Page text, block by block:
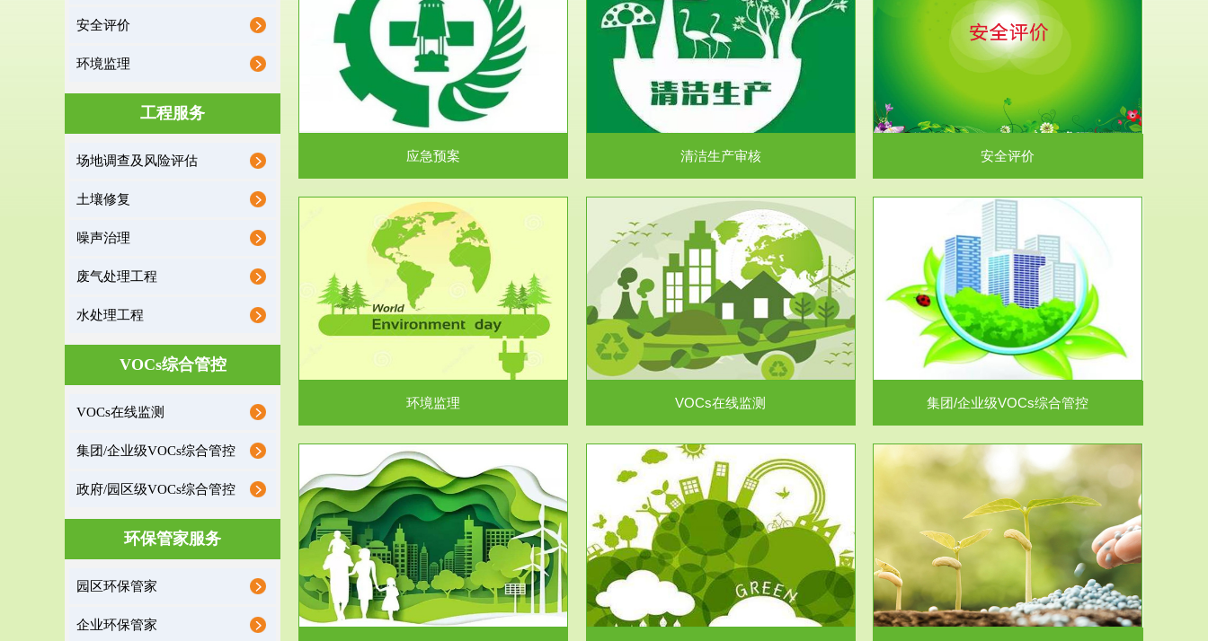
安全评价
环境监理
工程服务
场地调查及风险评估
土壤修复
噪声治理
废气处理工程
水处理工程
VOCs综合管控
VOCs在线监测
集团/企业级VOCs综合管控
政府/园区级VOCs综合管控
环保管家服务
园区环保管家
企业环保管家
业事业单位应当按照...
应急预案
服务范围
清洁生产审核
根据《中华人民共和国清洁生产促进法》、《清
洁生产审核暂行办法...
清洁生产审核
服务范围
安全评价
安全评价安全评价目的是查找、分析和预测工
程、系统、生产经营活...
安全评价
收监管的重要辅助...
环境监理
服务范围
VOCs在线监测
根据《重点区域大气污染防治“十二五”规划》有
机废气净化率达...
VOCs在线监测
服务范围
集团/企业级VOCs综合管控
进行VOCs管控，首先就要找到排放的源头，并
监测估算出排放量。企业...
集团/企业级VOCs综合管控
政府/园区级VOCs综合管控服务
根据《石化行业挥发性有机物综合整治方案》文
服务范围
场地调查及风险评估
受政府或企业委托，对于拟关停搬迁和拟变更土
地利用方式或者土地使...
服务范围
土壤修复